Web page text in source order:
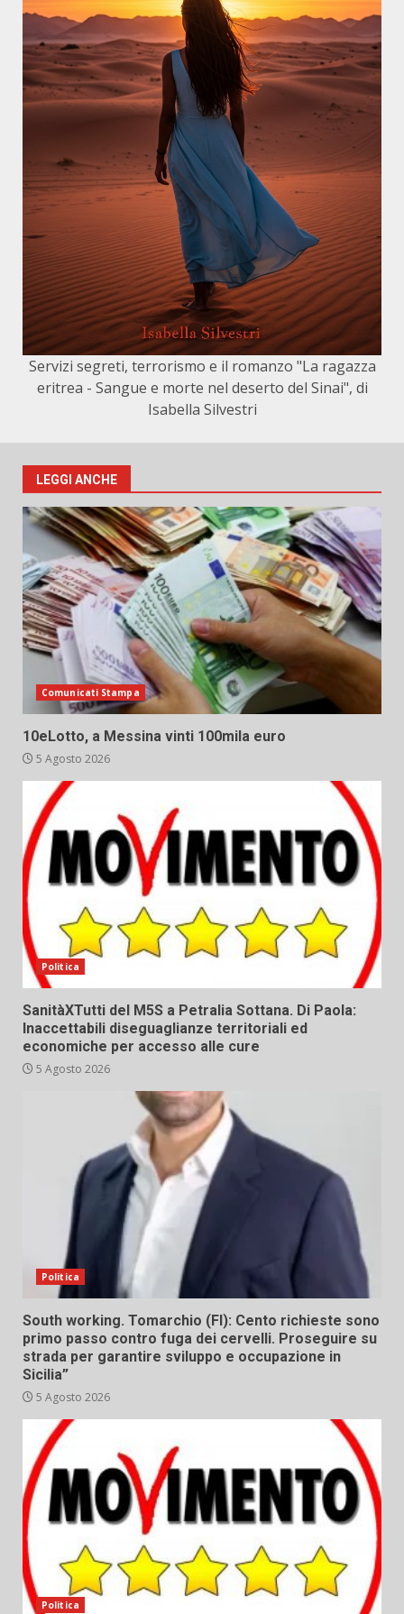
Servizi segreti, terrorismo e il romanzo "La ragazza
eritrea - Sangue e morte nel deserto del Sinai", di
Isabella Silvestri
LEGGI ANCHE
Comunicati Stampa
10eLotto, a Messina vinti 100mila euro
5 Agosto 2026
Politica
SanitàXTutti del M5S a Petralia Sottana. Di Paola:
Inaccettabili diseguaglianze territoriali ed
economiche per accesso alle cure
5 Agosto 2026
Politica
South working. Tomarchio (FI): Cento richieste sono
primo passo contro fuga dei cervelli. Proseguire su
strada per garantire sviluppo e occupazione in
Sicilia”
5 Agosto 2026
Politica